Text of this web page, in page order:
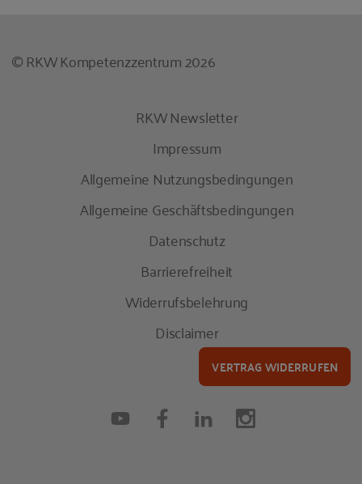
© RKW Kompetenzzentrum 2026
RKW Newsletter
Impressum
Allgemeine Nutzungsbedingungen
Allgemeine Geschäftsbedingungen
Datenschutz
Barrierefreiheit
Widerrufsbelehrung
Disclaimer
VERTRAG WIDERRUFEN